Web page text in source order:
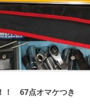
！ 67点オマケつき